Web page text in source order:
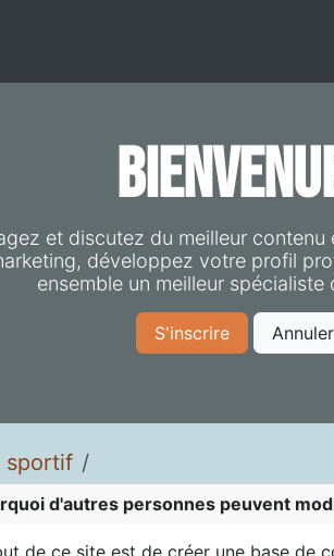
et discutez du meilleur contenu
développez votre profil
ensemble un meilleur spécialiste
S'inscrire Annuler
sportif
d'autres personnes peuvent
de ce site est de créer une base de